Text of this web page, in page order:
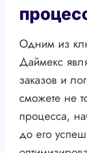
Одним из
Даймекс
заказов и
сможете не
процесса,
до его